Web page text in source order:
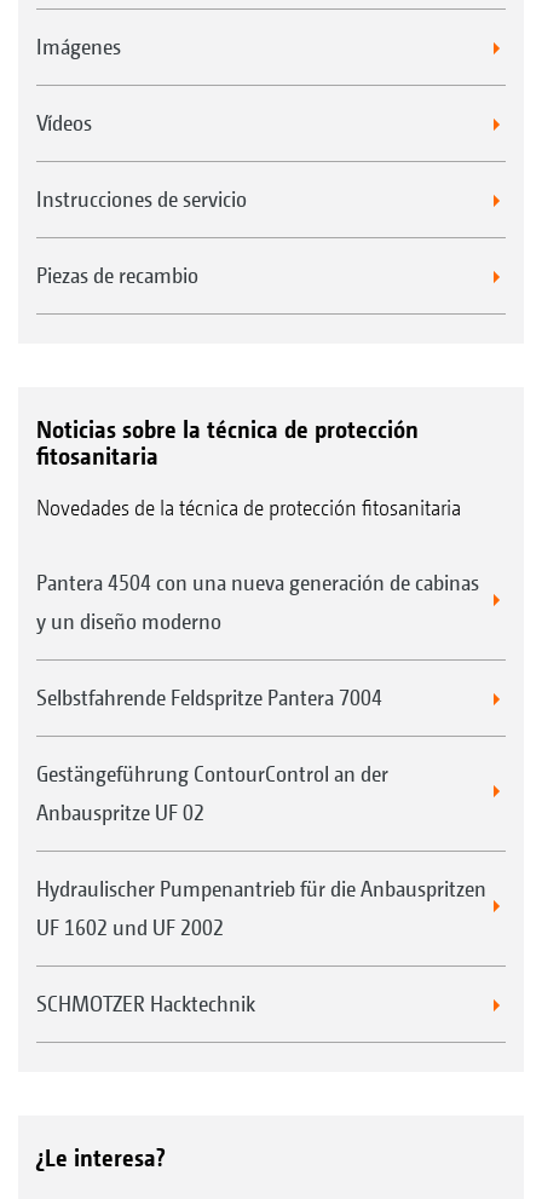
Imágenes
Vídeos
Instrucciones de servicio
Piezas de recambio
Noticias sobre la técnica de protección
fitosanitaria
Novedades de la técnica de protección fitosanitaria
Pantera 4504 con una nueva generación de cabinas
y un diseño moderno
Selbstfahrende Feldspritze Pantera 7004
Gestängeführung ContourControl an der
Anbauspritze UF 02
Hydraulischer Pumpenantrieb für die Anbauspritzen
UF 1602 und UF 2002
SCHMOTZER Hacktechnik
¿Le interesa?